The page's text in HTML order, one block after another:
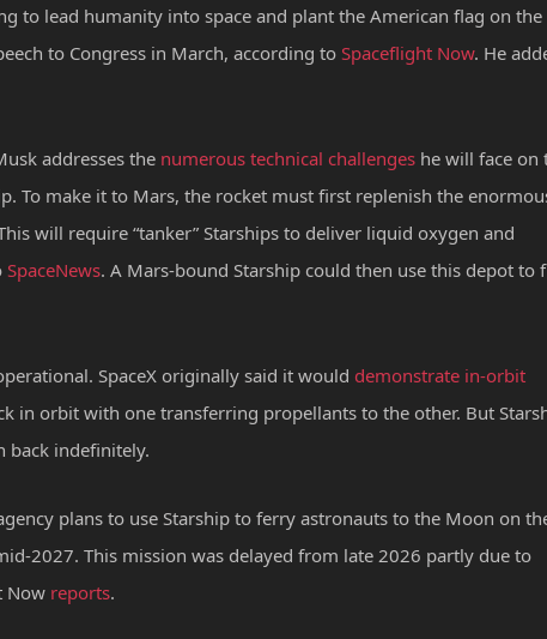
to lead humanity into space and plant the American flag on the
to Congress in March, according to Spaceflight Now. He
addresses the numerous technical challenges he will face on
To make it to Mars, the rocket must first replenish the
will require “tanker” Starships to deliver liquid oxygen and
SpaceNews. A Mars-bound Starship could then use this depot to
SpaceX originally said it would demonstrate in-orbit
in orbit with one transferring propellants to the other. But
back indefinitely.
plans to use Starship to ferry astronauts to the Moon on
2027. This mission was delayed from late 2026 partly due to
Now reports.